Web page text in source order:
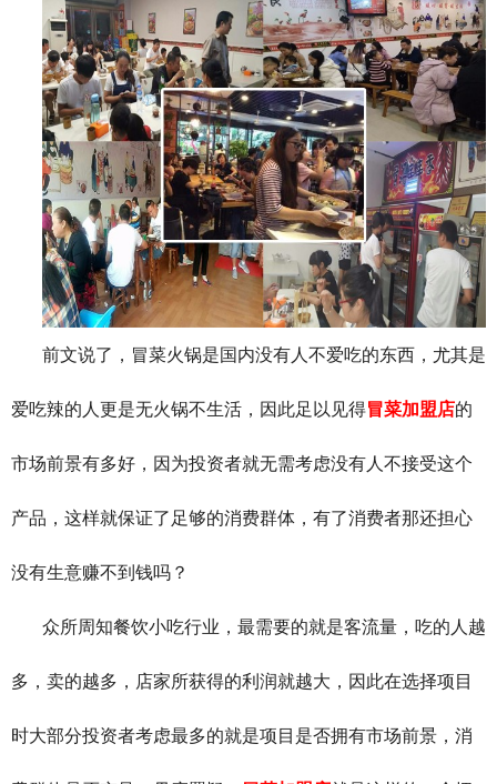
前文说了，冒菜火锅是国内没有人不爱吃的东西，尤其是
爱吃辣的人更是无火锅不生活，因此足以见得冒菜加盟店的
市场前景有多好，因为投资者就无需考虑没有人不接受这个
产品，这样就保证了足够的消费群体，有了消费者那还担心
没有生意赚不到钱吗？
众所周知餐饮小吃行业，最需要的就是客流量，吃的人越
多，卖的越多，店家所获得的利润就越大，因此在选择项目
时大部分投资者考虑最多的就是项目是否拥有市场前景，消